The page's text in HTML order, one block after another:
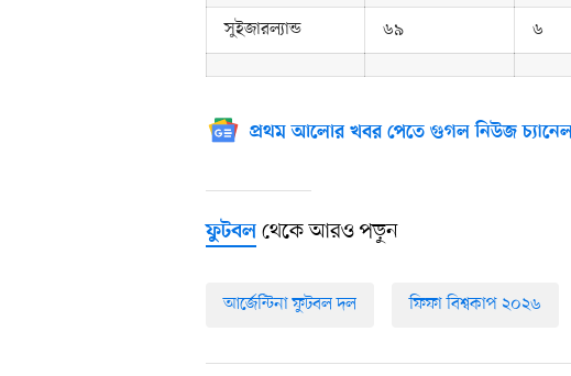
সুইজারল্যান্ড
৬৯ ৬
প্রথম আলোর খবর পেতে গুগল নিউজ
ফুটবল থেকে আরও পড়ুন
আর্জেন্টিনা ফুটবল দল ফিফা বিশ্বকাপ ২০২৬